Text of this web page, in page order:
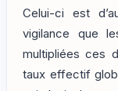
Celui-ci est
vigilance que
multipliées ces
taux effectif